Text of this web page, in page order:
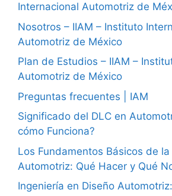
Internacional Automotriz de
Nosotros – IIAM – Instituto
Automotriz de México
Plan de Estudios – IIAM –
Automotriz de México
Preguntas frecuentes | IAM
Significado del DLC en
cómo Funciona?
Los Fundamentos Básicos de
Automotriz: Qué Hacer y Qué
Ingeniería en Diseño